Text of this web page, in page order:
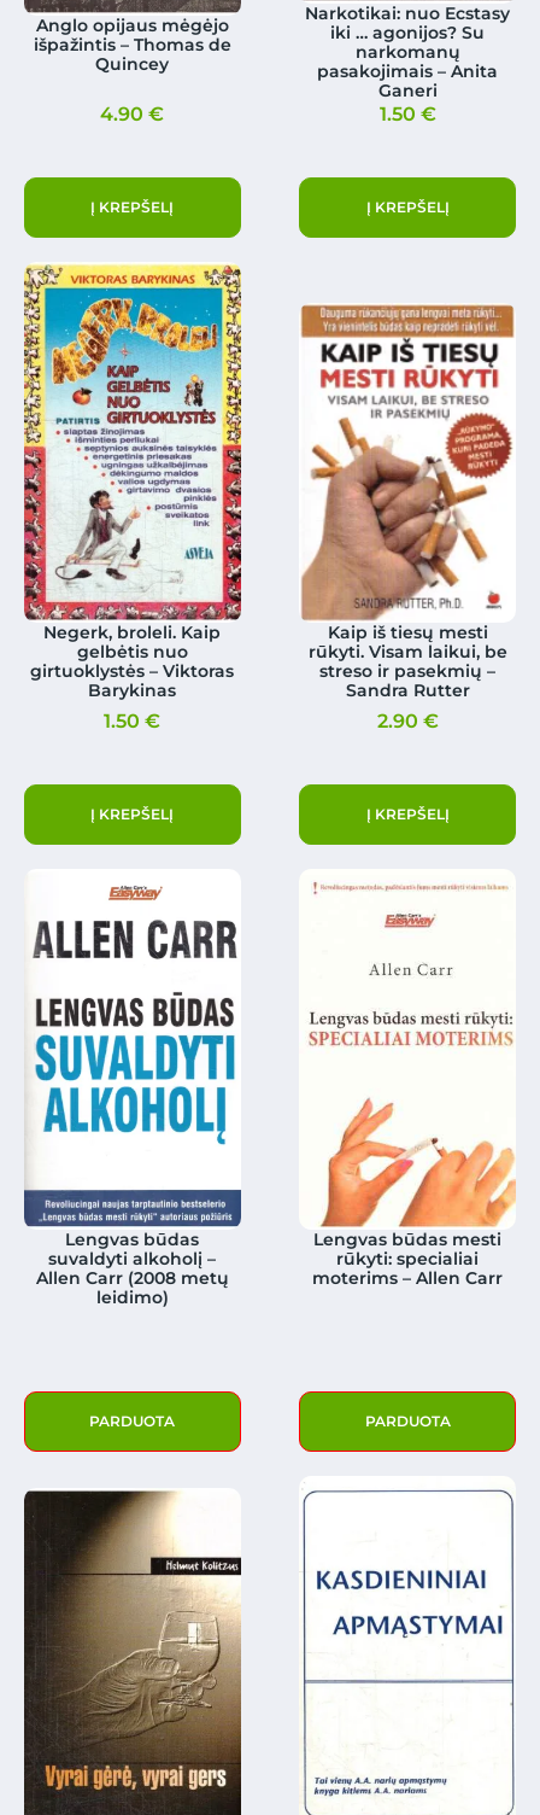
Anglo opijaus mėgėjo
išpažintis – Thomas de
Quincey
4.90€
Į KREPŠELĮ
Narkotikai: nuo Ecstasy
iki … agonijos? Su
narkomanų
pasakojimais – Anita
Ganeri
1.50 €
Į KREPŠELĮ
Negerk, broleli. Kaip
gelbėtis nuo
girtuoklystės – Viktoras
Barykinas
1.50€
Į KREPŠELĮ
Kaip iš tiesų mesti
rūkyti. Visam laikui, be
streso ir pasekmių –
Sandra Rutter
2.90 €
Į KREPŠELĮ
Lengvas būdas
suvaldyti alkoholį –
Allen Carr (2008 metų
leidimo)
PARDUOTA
Lengvas būdas mesti
rūkyti: specialiai
moterims – Allen Carr
PARDUOTA